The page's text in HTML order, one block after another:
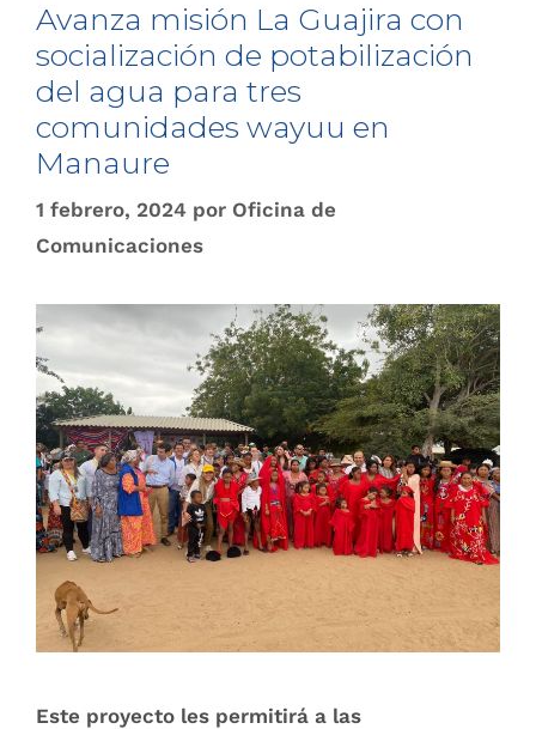
Avanza misión La Guajira con
socialización de potabilización
del agua para tres
comunidades wayuu en
Manaure
1 febrero, 2024 por Oficina de
Comunicaciones
Este proyecto les permitirá a las